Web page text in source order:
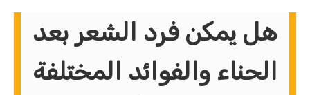
هل يمكن فرد الشعر بعد
الحناء والفوائد المختلفة